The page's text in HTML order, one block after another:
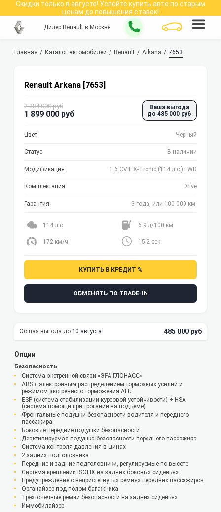
Скидки только в августе! Успейте купить авто по старым
ценам до повышения ставок!
Дилер Renault в Москве
Главная Каталог автомобилей Renault Arkana 7653
Renault Arkana [7653]
2 384 000 руб
1 899 000 руб
Ваша выгода
до 485 000 руб
Цвет Черный
Статус В наличии
Модификация 1.6 CVT X-Tronic (114 л.с.) FWD
Комплектация Drive
Гарантия 3 года, или 100 000 км.
114 л.с 6.9 л/100 км
172 км/ч 15.2 сек.
КУПИТЬ В КРЕДИТ %
ОБМЕНЯТЬ ПО TRADE-IN
10 августа 485 000 руб
Опции
Безопасность
Система экстренной связи «ЭРА-ГЛОНАСС»
ABS с электронным распределением тормозных усилий и
режимом экстренного торможения AFU
ESP (система стабилизации курсовой устойчивости) + HSА
(система помощи при трогании на подъеме)
Фронтальные подушки безопасности водителя и переднего
пассажира
Боковые передние подушки безопасности
Деактивируемая подушка безопасности переднего пассажира
Система контроля давления в шинах
2 задних подголовника
Передние и задние подголовники, регулируемые по высоте
Система креплений ISOFIX на задних боковых сиденьях
Предупреждение о непристегнутых ремнях передних пассажиров
Органайзер под полом багажника
Трехточечные ремни безопасности на задних сиденьях
Иммобилайзер